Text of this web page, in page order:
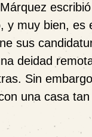
y muy bien, es
sus
deidad
Sin
una casa